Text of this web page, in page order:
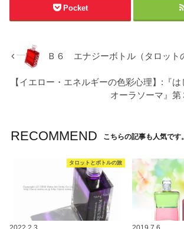
Pocket
Ｂ６ エナジーボトル（タロット
【イエロー・エネルギーの色彩心理】:『
オーラソーマ』第
RECOMMEND こちらの記事も人気です。
タロットとボトルの旅